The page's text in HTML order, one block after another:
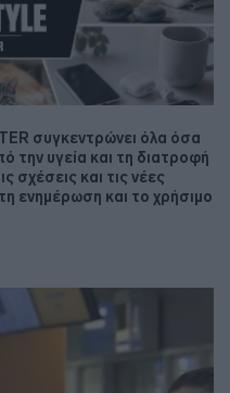
συγκεντρώνει όλα όσα
την υγεία και τη διατροφή
σχέσεις και τις νέες
ενημέρωση και το χρήσιμο